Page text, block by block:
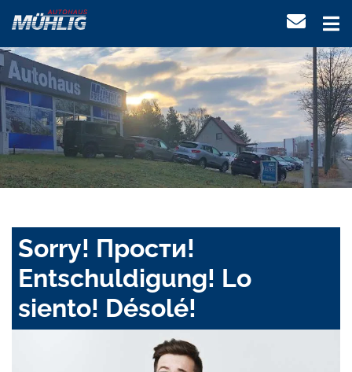
Sorry! Прости!
Entschuldigung! Lo
siento! Désolé!